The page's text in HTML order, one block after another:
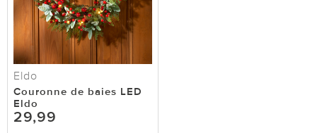
Eldo
Couronne de baies LED
Eldo
29,99